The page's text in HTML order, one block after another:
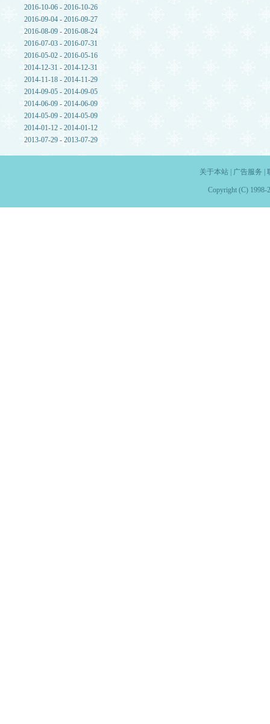
2016-10-06 - 2016-10-26
2016-09-04 - 2016-09-27
2016-08-09 - 2016-08-24
2016-07-03 - 2016-07-31
2016-05-02 - 2016-05-16
2014-12-31 - 2014-12-31
2014-11-18 - 2014-11-29
2014-09-05 - 2014-09-05
2014-06-09 - 2014-06-09
2014-05-09 - 2014-05-09
2014-01-12 - 2014-01-12
2013-07-29 - 2013-07-29
关于本站| 广告服务
Copyright (C) 1998-